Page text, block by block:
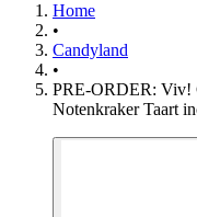
Home
•
Candyland
•
PRE-ORDER: Viv!
Notenkraker Taart